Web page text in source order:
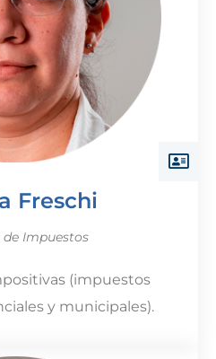
Freschi
Impuestos
(impuestos
y municipales).